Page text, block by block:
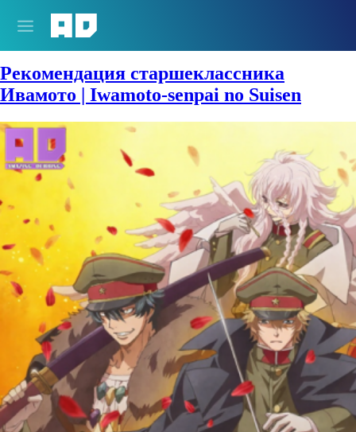
Сезон:Лето 2026
Рекомендация старшеклассника
Ивамото | Iwamoto-senpai no Suisen